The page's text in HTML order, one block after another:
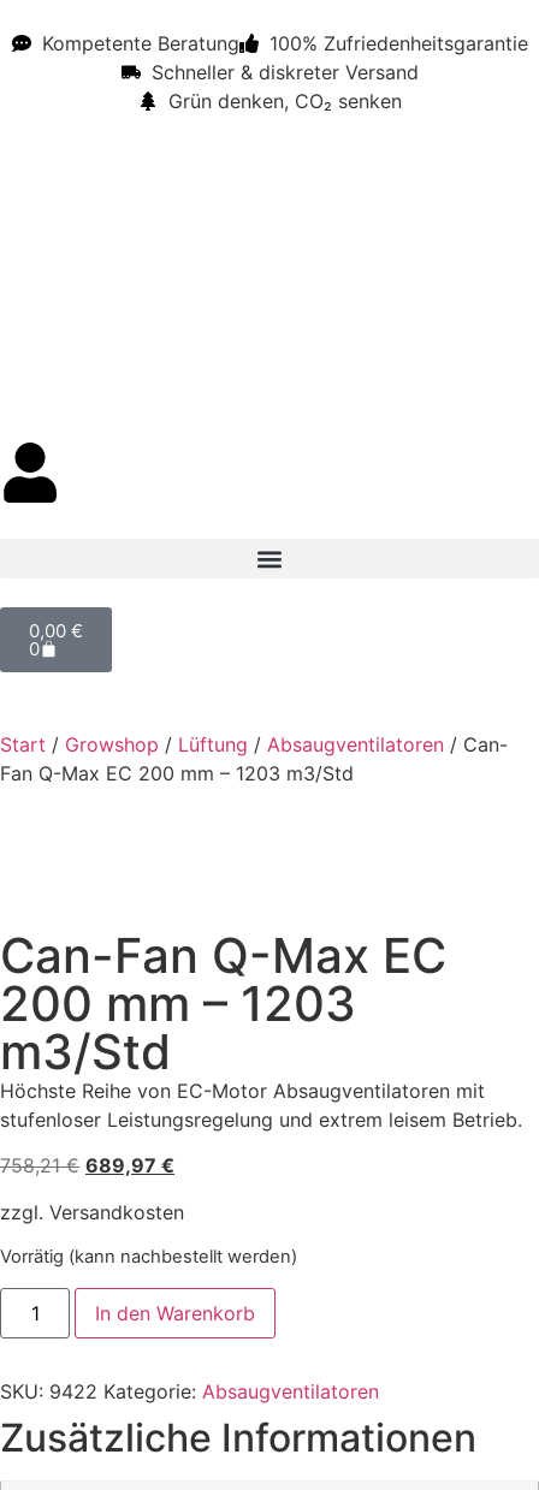
Kompetente Beratung
100% Zufriedenheitsgarantie
Schneller & diskreter Versand
Grün denken, CO₂ senken
0,00 €
0
Start / Growshop / Lüftung / Absaugventilatoren / Can-
Fan Q-Max EC 200 mm – 1203 m3/Std
Can-Fan Q-Max EC
200 mm – 1203
m3/Std
Höchste Reihe von EC-Motor Absaugventilatoren mit
stufenloser Leistungsregelung und extrem leisem Betrieb.
758,21€ 689,97 €
zzgl. Versandkosten
Vorrätig (kann nachbestellt werden)
In den Warenkorb
SKU: 9422 Kategorie: Absaugventilatoren
Zusätzliche Informationen